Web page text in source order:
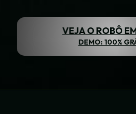
VEJA O ROBÔ
DEMO: 100%